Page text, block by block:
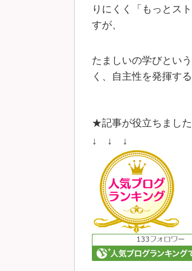
りにくく「もっとス
すが、
たましいの学びとい
く、自主性を発揮す
★記事が役立ちまし
↓ ↓ ↓